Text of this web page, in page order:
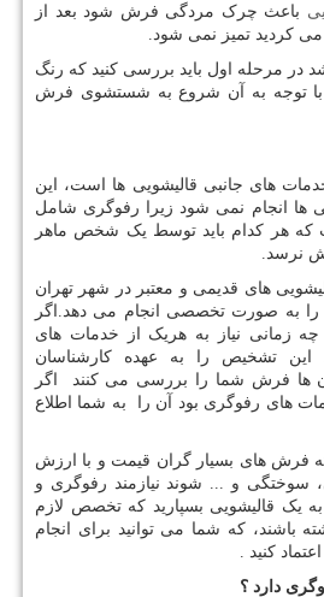
باعث چرک مردگی فرش شود بعد از
کردید تمیز نمی شود.
در مرحله اول باید بررسی کنید که رنگ
توجه به آن شروع به شستشوی فرش
های جانبی قالیشویی ها است، این
ها انجام نمی شود زیرا رفوگری شامل
هر کدام باید توسط یک شخص ماهر
نرسد.
های قدیمی و معتبر در شهر تهران
به صورت تخصصی انجام می دهد.اگر
زمانی نیاز به هریک از خدمات های
این تشخیص را به عهده کارشناسان
ها فرش شما را بررسی می کنند اگر
های رفوگری بود آن را به شما اطلاع
فرش های بسیار گران قیمت و با ارزش
سوختگی و ... شوند نیازمند رفوگری و
به یک قالیشویی بسپارید که تخصص لازم
باشند، که شما می توانید برای انجام
کنید .
دارد ؟